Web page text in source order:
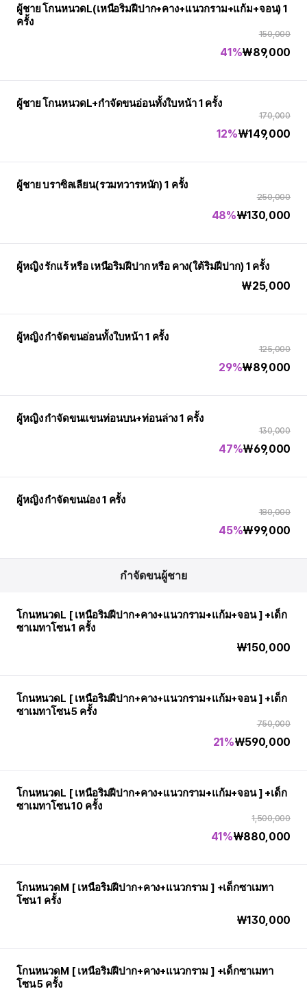
ผู้ชาย โกนหนวดL(เหนือริมฝีปาก+คาง+แนวกราม+แก้ม+จอน) 1
ครั้ง
150,000
₩89,000
41%
ผู้ชาย โกนหนวดL+กำจัดขนอ่อนทั้งใบหน้า 1 ครั้ง
170,000
₩149,000
12%
ผู้ชาย บราซิลเลียน(รวมทวารหนัก) 1 ครั้ง
250,000
₩130,000
48%
ผู้หญิง รักแร้ หรือ เหนือริมฝีปาก หรือ คาง(ใต้ริมฝีปาก) 1 ครั้ง
₩25,000
ผู้หญิง กำจัดขนอ่อนทั้งใบหน้า 1 ครั้ง
125,000
₩89,000
29%
ผู้หญิง กำจัดขนแขนท่อนบน+ท่อนล่าง 1 ครั้ง
130,000
₩69,000
47%
ผู้หญิง กำจัดขนน่อง 1 ครั้ง
180,000
₩99,000
45%
กำจัดขนผู้ชาย
โกนหนวดL [ เหนือริมฝีปาก+คาง+แนวกราม+แก้ม+จอน ] +เด็ก
ซาเมทาโซน 1 ครั้ง
₩150,000
โกนหนวดL [ เหนือริมฝีปาก+คาง+แนวกราม+แก้ม+จอน ] +เด็ก
ซาเมทาโซน 5 ครั้ง
750,000
₩590,000
21%
โกนหนวดL [ เหนือริมฝีปาก+คาง+แนวกราม+แก้ม+จอน ] +เด็ก
ซาเมทาโซน 10 ครั้ง
1,500,000
₩880,000
41%
โกนหนวดM [ เหนือริมฝีปาก+คาง+แนวกราม ] +เด็กซาเมทา
โซน 1 ครั้ง
₩130,000
โกนหนวดM [ เหนือริมฝีปาก+คาง+แนวกราม ] +เด็กซาเมทา
โซน 5 ครั้ง